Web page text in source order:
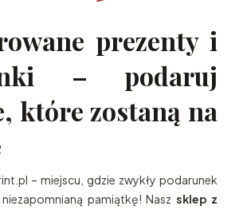
prezenty i
– podaruj
które zostaną na
– miejscu, gdzie zwykły podarunek
pamiątkę! Nasz sklep z